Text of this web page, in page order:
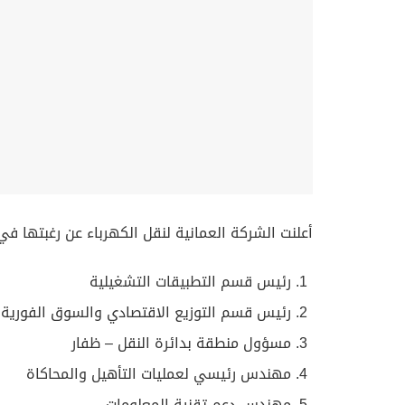
‏أعلنت الشركة العمانية لنقل الكهرباء عن رغبتها
رئيس قسم التطبيقات التشغيلية
رئيس قسم التوزيع الاقتصادي والسوق الفورية
مسؤول منطقة بدائرة النقل – ظفار
مهندس رئيسي لعمليات التأهيل والمحاكاة